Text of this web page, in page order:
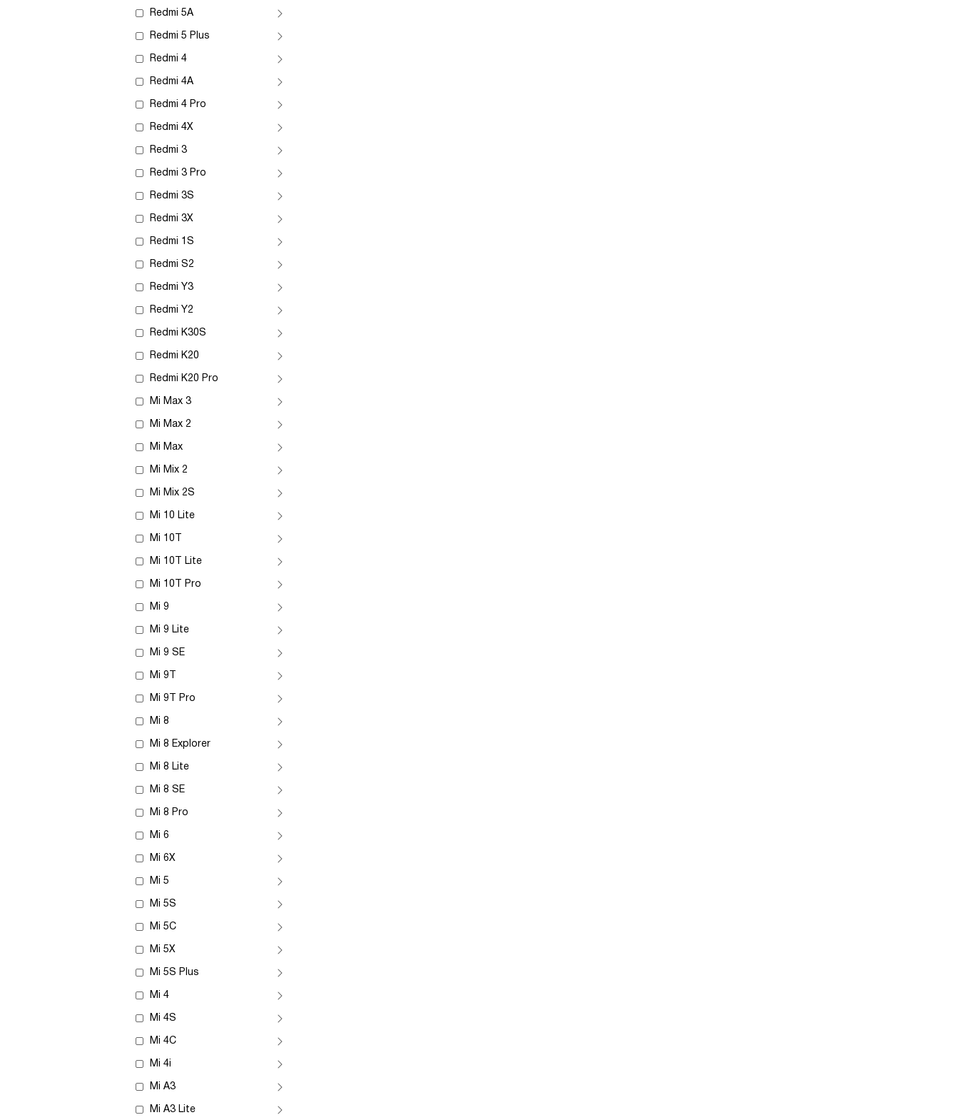
Redmi 5A
Redmi 5 Plus
Redmi 4
Redmi 4A
Redmi 4 Pro
Redmi 4X
Redmi 3
Redmi 3 Pro
Redmi 3S
Redmi 3X
Redmi 1S
Redmi S2
Redmi Y3
Redmi Y2
Redmi K30S
Redmi K20
Redmi K20 Pro
Mi Max 3
Mi Max 2
Mi Max
Mi Mix 2
Mi Mix 2S
Mi 10 Lite
Mi 10T
Mi 10T Lite
Mi 10T Pro
Mi 9
Mi 9 Lite
Mi 9 SE
Mi 9T
Mi 9T Pro
Mi 8
Mi 8 Explorer
Mi 8 Lite
Mi 8 SE
Mi 8 Pro
Mi 6
Mi 6X
Mi 5
Mi 5S
Mi 5C
Mi 5X
Mi 5S Plus
Mi 4
Mi 4S
Mi 4C
Mi 4i
Mi A3
Mi A3 Lite